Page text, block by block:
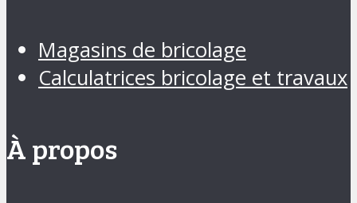
Magasins de bricolage
Calculatrices bricolage et travaux
À propos